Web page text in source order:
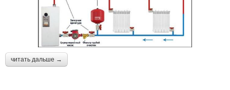
читать дальше →